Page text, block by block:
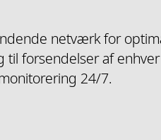
netværk for
forsendelser af
24/7.